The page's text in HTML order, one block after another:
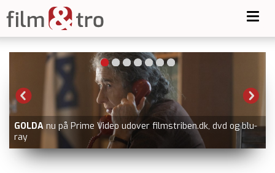
GOLDA nu på Prime Video udover filmstriben.dk, dvd og blu-
ray